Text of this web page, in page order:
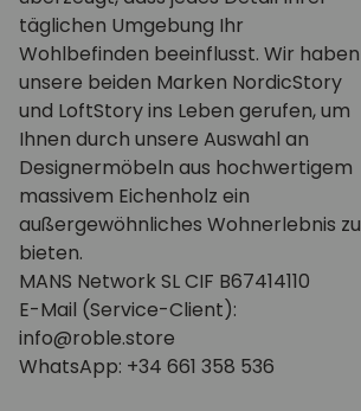
täglichen Umgebung Ihr
Wohlbefinden beeinflusst. Wir haben
unsere beiden Marken NordicStory
und LoftStory ins Leben gerufen, um
Ihnen durch unsere Auswahl an
Designermöbeln aus hochwertigem
massivem Eichenholz ein
außergewöhnliches Wohnerlebnis zu
bieten.
MANS Network SL CIF B67414110
E-Mail (Service-Client):
info@roble.store
WhatsApp: +34 661 358 536